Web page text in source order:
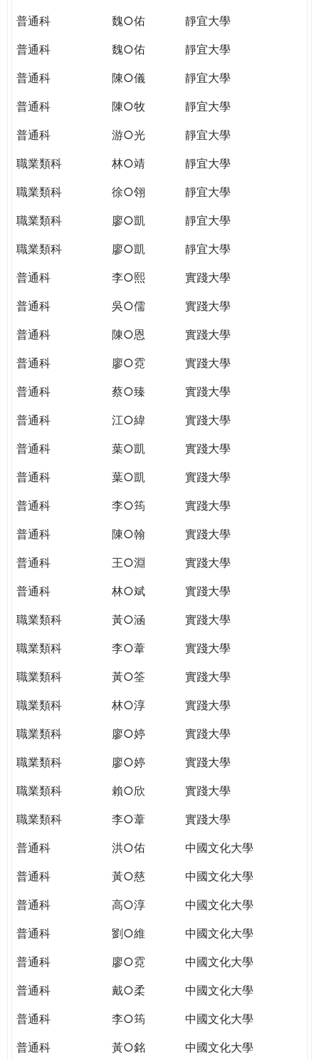
普通科
魏○佑
靜宜大學
普通科
魏○佑
靜宜大學
普通科
陳○儀
靜宜大學
普通科
陳○牧
靜宜大學
普通科
游○光
靜宜大學
職業類科
林○靖
靜宜大學
職業類科
徐○翎
靜宜大學
職業類科
廖○凱
靜宜大學
職業類科
廖○凱
靜宜大學
普通科
李○熙
實踐大學
普通科
吳○儒
實踐大學
普通科
陳○恩
實踐大學
普通科
廖○霓
實踐大學
普通科
蔡○臻
實踐大學
普通科
江○緯
實踐大學
普通科
葉○凱
實踐大學
普通科
葉○凱
實踐大學
普通科
李○筠
實踐大學
普通科
陳○翰
實踐大學
普通科
王○淵
實踐大學
普通科
林○斌
實踐大學
職業類科
黃○涵
實踐大學
職業類科
李○葦
實踐大學
職業類科
黃○筌
實踐大學
職業類科
林○淳
實踐大學
職業類科
廖○婷
實踐大學
職業類科
廖○婷
實踐大學
職業類科
賴○欣
實踐大學
職業類科
李○葦
實踐大學
普通科
洪○佑
中國文化大學
普通科
黃○慈
中國文化大學
普通科
高○淳
中國文化大學
普通科
劉○維
中國文化大學
普通科
廖○霓
中國文化大學
普通科
戴○柔
中國文化大學
普通科
李○筠
中國文化大學
普通科
黃○銘
中國文化大學